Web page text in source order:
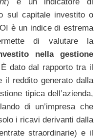
sul capitale investito o
è un indice di estrema
di valutare la
nella gestione
dato dal rapporto tra il
il reddito generato dalla
tipica dell’azienda,
di un’impresa che
i ricavi derivanti dalla
straordinarie) e il